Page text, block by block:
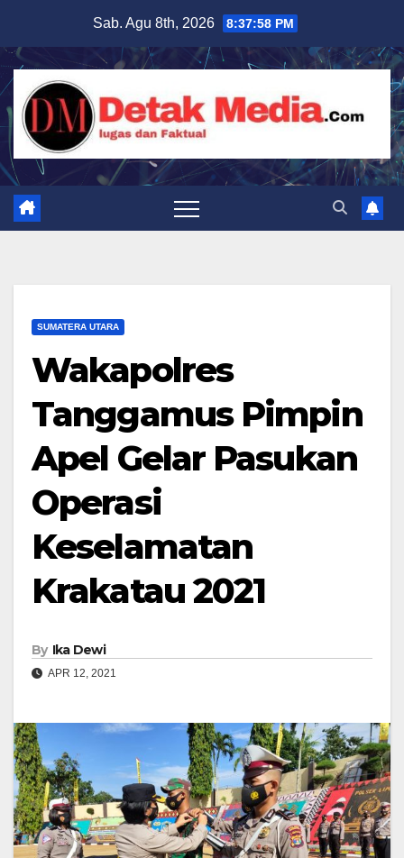
content
Sab. Agu 8th, 2026 8:38:00 PM
SUMATERA UTARA
Wakapolres
Tanggamus Pimpin
Apel Gelar Pasukan
Operasi
Keselamatan
Krakatau 2021
By Ika Dewi
APR 12, 2021